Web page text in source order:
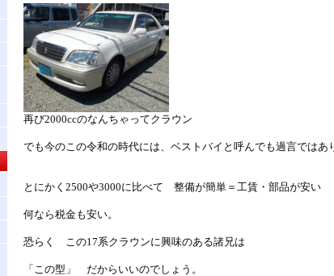
再び2000ccのなんちゃってクラウン
でも今のこの令和の時代には、ベストバイと呼んでも過言ではあ
とにかく2500や3000に比べて 整備が簡単＝工賃・部品が安い
何なら税金も安い。
恐らく この17系クラウンに興味のある諸兄は
「この型」 だからいいのでしょう。